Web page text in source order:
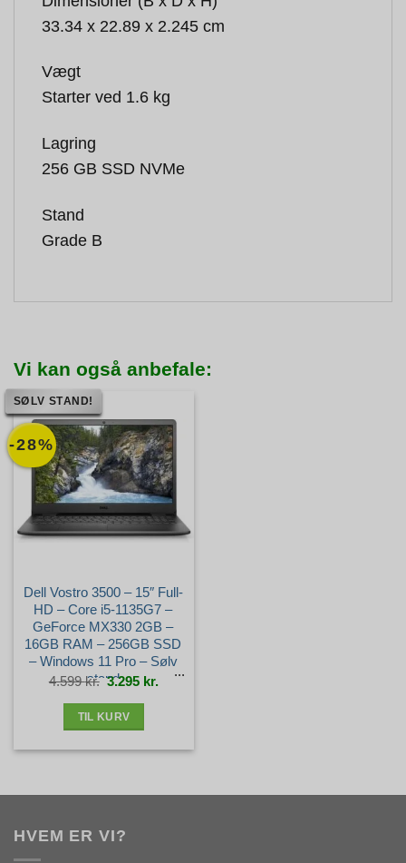
33.34 x 22.89 x 2.245 cm
Vægt
Starter ved 1.6 kg
Lagring
256 GB SSD NVMe
Stand
Grade B
Vi kan også anbefale:
-28%
SØLV STAND!
Dell Vostro 3500 – 15″ Full-
HD – Core i5-1135G7 –
GeForce MX330 2GB –
16GB RAM – 256GB SSD
– Windows 11 Pro – Sølv
stand
4.599kr. Den
oprindelige
pris
3.295 kr. Den
aktuelle
pris
TIL KURV
HVEM ER VI?